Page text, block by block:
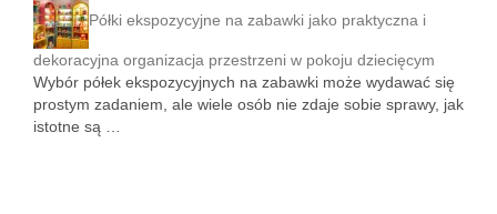
Półki ekspozycyjne na zabawki jako praktyczna i
dekoracyjna organizacja przestrzeni w pokoju dziecięcym
Wybór półek ekspozycyjnych na zabawki może wydawać się
prostym zadaniem, ale wiele osób nie zdaje sobie sprawy, jak
istotne są …